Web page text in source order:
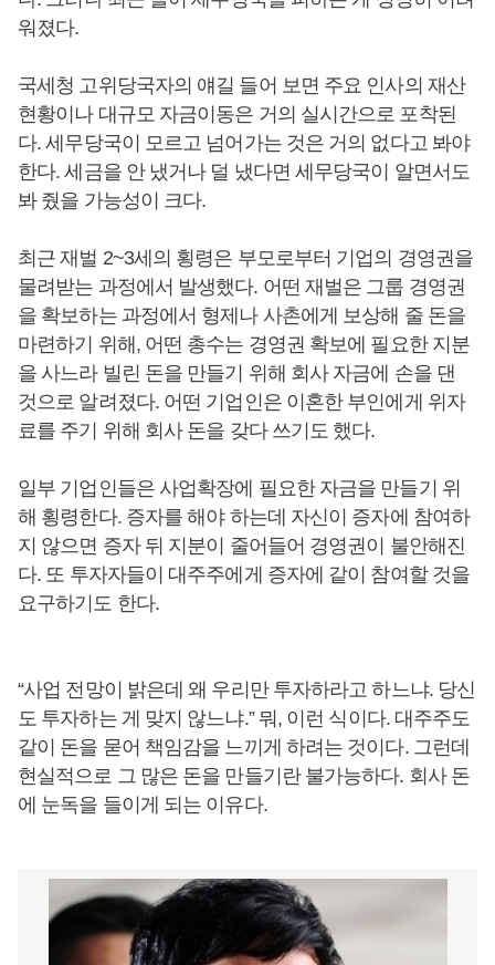
워졌다.
국세청 고위당국자의 얘길 들어 보면 주요 인사의 재산
현황이나 대규모 자금이동은 거의 실시간으로 포착된
다. 세무당국이 모르고 넘어가는 것은 거의 없다고 봐야
한다. 세금을 안 냈거나 덜 냈다면 세무당국이 알면서도
봐 줬을 가능성이 크다.
최근 재벌 2~3세의 횡령은 부모로부터 기업의 경영권을
물려받는 과정에서 발생했다. 어떤 재벌은 그룹 경영권
을 확보하는 과정에서 형제나 사촌에게 보상해 줄 돈을
마련하기 위해, 어떤 총수는 경영권 확보에 필요한 지분
을 사느라 빌린 돈을 만들기 위해 회사 자금에 손을 댄
것으로 알려졌다. 어떤 기업인은 이혼한 부인에게 위자
료를 주기 위해 회사 돈을 갖다 쓰기도 했다.
일부 기업인들은 사업확장에 필요한 자금을 만들기 위
해 횡령한다. 증자를 해야 하는데 자신이 증자에 참여하
지 않으면 증자 뒤 지분이 줄어들어 경영권이 불안해진
다. 또 투자자들이 대주주에게 증자에 같이 참여할 것을
요구하기도 한다.
“사업 전망이 밝은데 왜 우리만 투자하라고 하느냐. 당신
도 투자하는 게 맞지 않느냐.” 뭐, 이런 식이다. 대주주도
같이 돈을 묻어 책임감을 느끼게 하려는 것이다. 그런데
현실적으로 그 많은 돈을 만들기란 불가능하다. 회사 돈
에 눈독을 들이게 되는 이유다.